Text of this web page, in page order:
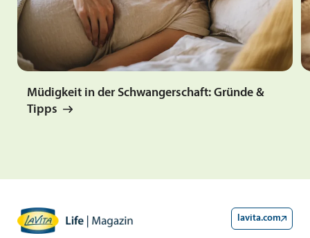
Müdigkeit in der Schwangerschaft: Gründe &
Tipps
lavita.com